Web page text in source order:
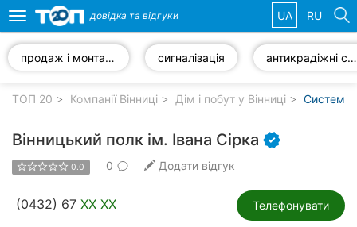
компанії
Toggle
navigation
довідка та відгуки UA RU
продаж і монтаж систем відеоспостереження сигналізація антикрадіжні системи
ТОП 20 Компанії Вінниці Дім і побут у Вінниці Системи
Вінницький полк ім. Івана Сірка
0.0 0 Додати відгук
(0432) 67 XX XX Телефонувати